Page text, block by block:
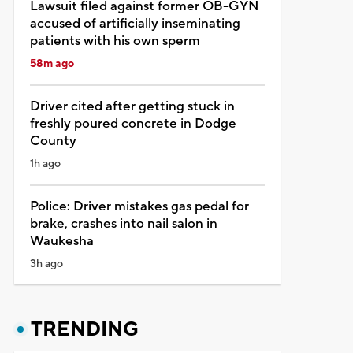
Lawsuit filed against former OB-GYN
accused of artificially inseminating
patients with his own sperm
58m ago
Driver cited after getting stuck in
freshly poured concrete in Dodge
County
1h ago
Police: Driver mistakes gas pedal for
brake, crashes into nail salon in
Waukesha
3h ago
TRENDING